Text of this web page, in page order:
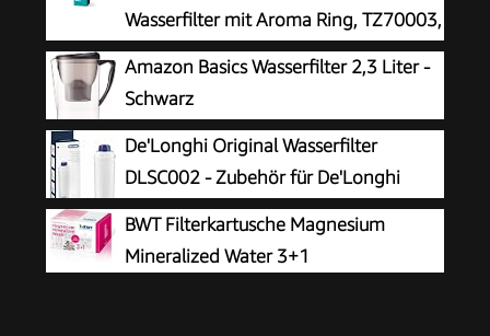
Wasserfilter mit Aroma Ring, TZ70003,
verbessert den Kaffeegeschmack, schützt die
Espressomaschine, speziell entwickelt für
Kaffeevollautomaten
Amazon Basics Wasserfilter 2,3 Liter -
Schwarz
De'Longhi Original Wasserfilter
DLSC002 - Zubehör für De'Longhi
Kaffeevollautomaten mit Wasserfilter,
Pflege und Schutz der Maschine,optimiert die
Kaffeequalität und schützt vor Kalk, 0.5 L,1 Pack
BWT Filterkartusche Magnesium
Mineralized Water 3+1